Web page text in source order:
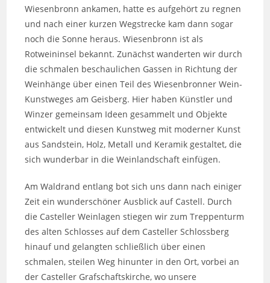
Wiesenbronn ankamen, hatte es aufgehört zu regnen
und nach einer kurzen Wegstrecke kam dann sogar
noch die Sonne heraus. Wiesenbronn ist als
Rotweininsel bekannt. Zunächst wanderten wir durch
die schmalen beschaulichen Gassen in Richtung der
Weinhänge über einen Teil des Wiesenbronner Wein-
Kunstweges am Geisberg. Hier haben Künstler und
Winzer gemeinsam Ideen gesammelt und Objekte
entwickelt und diesen Kunstweg mit moderner Kunst
aus Sandstein, Holz, Metall und Keramik gestaltet, die
sich wunderbar in die Weinlandschaft einfügen.
Am Waldrand entlang bot sich uns dann nach einiger
Zeit ein wunderschöner Ausblick auf Castell. Durch
die Casteller Weinlagen stiegen wir zum Treppenturm
des alten Schlosses auf dem Casteller Schlossberg
hinauf und gelangten schließlich über einen
schmalen, steilen Weg hinunter in den Ort, vorbei an
der Casteller Grafschaftskirche, wo unsere